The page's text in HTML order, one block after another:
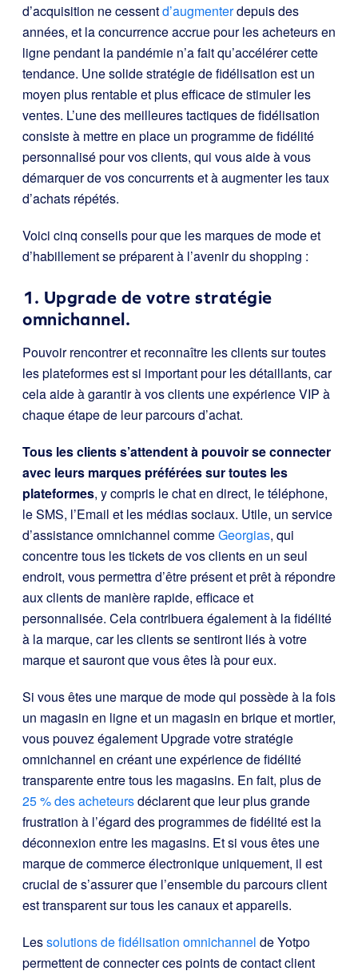
d’acquisition ne cessentd’augmenterdepuis des
années, et la concurrence accrue pour les acheteurs en
ligne pendant la pandémie n’a fait qu’accélérer cette
tendance. Une solide stratégie de fidélisation est un
moyen plus rentable et plus efficace de stimuler les
ventes. L’une des meilleures tactiques de fidélisation
consiste à mettre en place un programme de fidélité
personnalisé pour vos clients, qui vous aide à vous
démarquer de vos concurrents et à augmenter les taux
d’achats répétés.
Voici cinq conseils pour que les marques de mode et
d’habillement se préparent à l’avenir du shopping :
1. Upgrade de votre stratégie
omnichannel.
Pouvoir rencontrer et reconnaître les clients sur toutes
les plateformes est si important pour les détaillants, car
cela aide à garantir à vos clients une expérience VIP à
chaque étape de leur parcours d’achat.
Tous les clients s’attendent à pouvoir se connecter
avec leurs marques préférées sur toutes les
plateformes, y compris le chat en direct, le téléphone,
le SMS, l’Email et les médias sociaux. Utile, un service
d’assistance omnichannel commeGeorgias, qui
concentre tous les tickets de vos clients en un seul
endroit, vous permettra d’être présent et prêt à répondre
aux clients de manière rapide, efficace et
personnalisée. Cela contribuera également à la fidélité
à la marque, car les clients se sentiront liés à votre
marque et sauront que vous êtes là pour eux.
Si vous êtes une marque de mode qui possède à la fois
un magasin en ligne et un magasin en brique et mortier,
vous pouvez également Upgrade votre stratégie
omnichannel en créant une expérience de fidélité
transparente entre tous les magasins. En fait, plus de
25 % des acheteursdéclarent que leur plus grande
frustration à l’égard des programmes de fidélité est la
déconnexion entre les magasins. Et si vous êtes une
marque de commerce électronique uniquement, il est
crucial de s’assurer que l’ensemble du parcours client
est transparent sur tous les canaux et appareils.
Lessolutions de fidélisation omnichannel de Yotpo
permettent de connecter ces points de contact client